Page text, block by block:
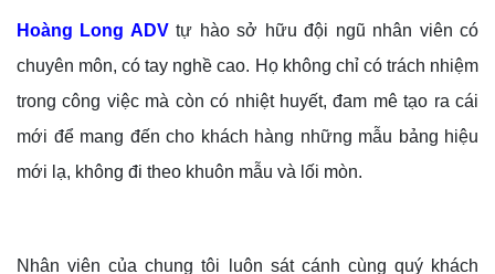
Hoàng Long ADVtự hào sở hữu đội ngũ nhân viên có
chuyên môn, có tay nghề cao. Họ không chỉ có trách nhiệm
trong công việc mà còn có nhiệt huyết, đam mê tạo ra cái
mới để mang đến cho khách hàng những mẫu bảng hiệu
mới lạ, không đi theo khuôn mẫu và lối mòn.
Nhân viên của chung tôi luôn sát cánh cùng quý khách